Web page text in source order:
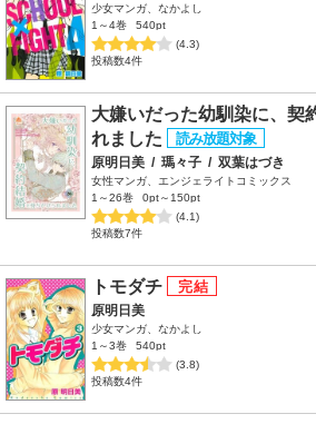
少女マンガ、なかよし
1～4巻
540pt
(4.3)
投稿数4件
大嫌いだった幼馴染に、契
れました
原明日美 / 瑪々子 / 双葉はづき
女性マンガ、エンジェライトコミックス
1～26巻
0pt～150pt
(4.1)
投稿数7件
トモダチ
原明日美
少女マンガ、なかよし
1～3巻
540pt
(3.8)
投稿数4件